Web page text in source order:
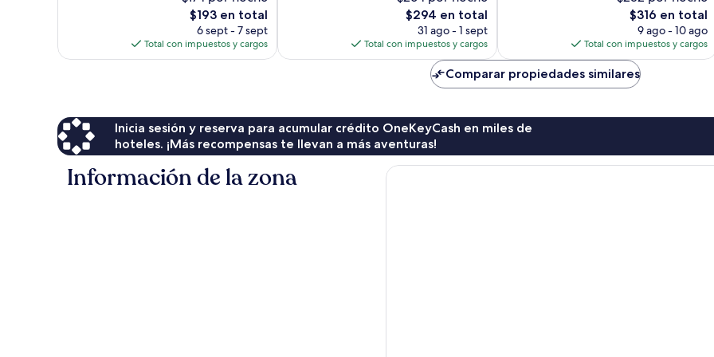
El
precio
actual
es
$193 en total
6 sept - 7 sept
Total con impuestos y cargos
El
precio
actual
es
$294 en total
31 ago - 1 sept
Total con impuestos y cargos
El
precio
actual
es
de
$316
$316 en total
9 ago - 10 ago
Total con impuestos y cargos
Comparar propiedades similares
Inicia sesión y reserva para acumular crédito OneKeyCash en miles de
hoteles. ¡Más recompensas te llevan a más aventuras!
Información de la zona